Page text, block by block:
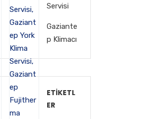
Servisi
Gaziante
p Klimacı
ETIKETL
ER